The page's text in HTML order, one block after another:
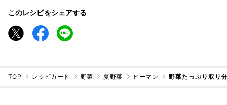
このレシピをシェアする
TOP レシピカード 野菜 夏野菜 ピーマン 野菜たっぷり取り